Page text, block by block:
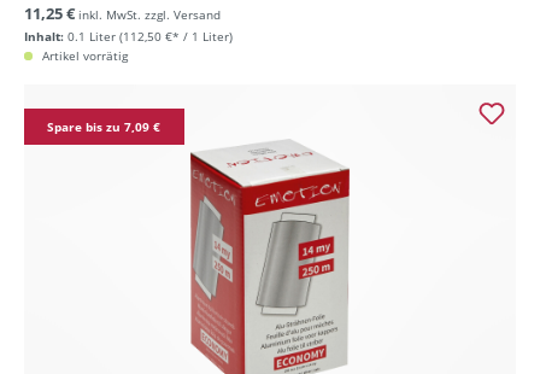
Inhalt: 0.1 Liter (112,50 €* / 1 Liter)
11,25 € inkl. MwSt. zzgl. Versand
Artikel vorrätig
Spare bis zu 7,09 €